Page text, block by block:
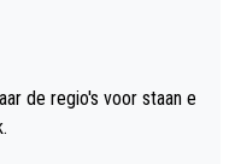
de regio's voor staan e